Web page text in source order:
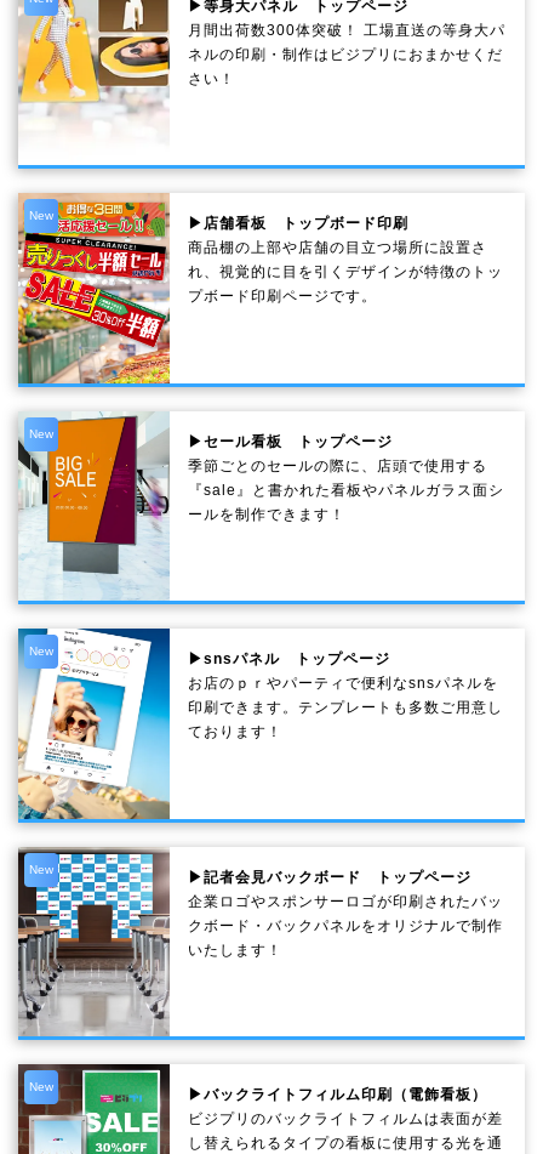
▶等身大パネル トップページ
月間出荷数300体突破！ 工場直送の等身大パ
ネルの印刷・制作は ビジプリ におまかせくだ
さい！
New
▶店舗看板 トップボード印刷
商品棚の上部や店舗の目立つ場所に設置さ
れ、視覚的に目を引くデザインが特徴のトッ
プボード印刷ページです。
New
▶セール看板 トップページ
季節ごとのセールの際に、店頭で使用する
『sale』と書かれた看板やパネルガラス面シ
ールを制作できます！
New
▶snsパネル トップページ
お店のｐｒやパーティで便利なsnsパネルを
印刷できます。テンプレートも多数ご用意し
ております！
New
▶記者会見バックボード トップページ
企業ロゴやスポンサーロゴが印刷されたバッ
クボード・バックパネルをオリジナルで制作
いたします！
New
▶バックライトフィルム印刷（電飾看板）
ビジプリのバックライトフィルムは表面が差
し替えられるタイプの看板に使用する光を通